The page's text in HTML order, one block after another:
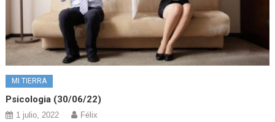
MI TIERRA
Psicologia (30/06/22)
1 julio, 2022 Félix